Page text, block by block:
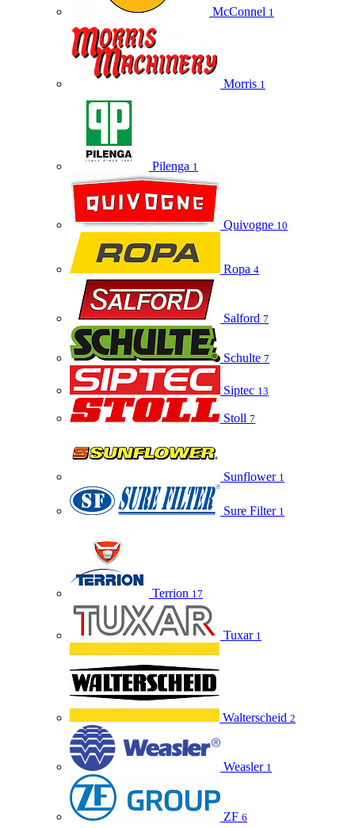
McConnel 1
Morris 1
Pilenga 1
Quivogne 10
Ropa 4
Salford 7
Schulte 7
Siptec 13
Stoll 7
Sunflower 1
Sure Filter 1
Terrion 17
Tuxar 1
Walterscheid 2
Weasler 1
ZF 6